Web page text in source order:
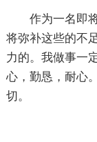
作为一名即
将弥补这些的不
力的。我做事一
心，勤恳，耐心
切。